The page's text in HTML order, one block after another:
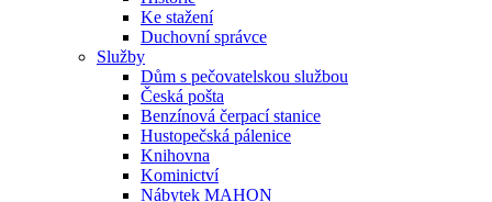
Ke stažení
Duchovní správce
Služby
Dům s pečovatelskou službou
Česká pošta
Benzínová čerpací stanice
Hustopečská pálenice
Knihovna
Kominictví
Nábytek MAHON